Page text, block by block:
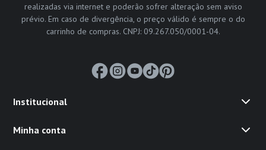
realizadas via internet e poderão sofrer alteração sem aviso
prévio. Em caso de divergência, o preço válido é sempre o do
carrinho de compras. CNPJ: 09.267.050/0001-04.
Institucional
Minha conta